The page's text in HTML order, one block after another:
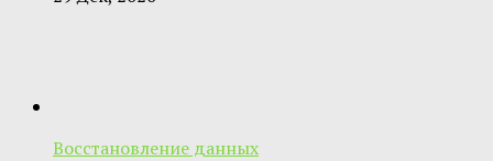
Восстановление данных